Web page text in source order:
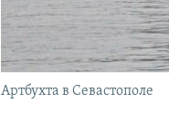
Артбухта в Севастополе